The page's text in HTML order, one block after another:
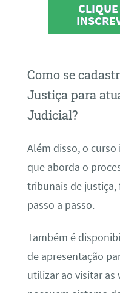
Como se
Justiça para
Judicial?
Além disso, o
que aborda o
tribunais de
passo a passo.
Também é
de apresentação
utilizar ao visitar as